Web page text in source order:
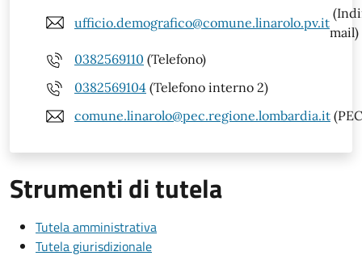
ufficio.demografico@comune.linarolo.pv.it
mail)
0382569110 (Telefono)
0382569104 (Telefono interno 2)
comune.linarolo@pec.regione.lombardia.it
Strumenti di tutela
Tutela amministrativa
Tutela giurisdizionale